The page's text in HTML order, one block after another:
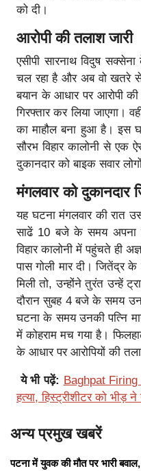
को दी।
आरोपी की तलाश जारी
एसीपी सारनाथ विदुष
चल रहा है और अब वो खतरे से
बयान के आधार पर आरोपी
गिरफ्तार कर लिया जाएगा।
का माहौल बना हुआ है। इस
सौरभ विहार कालोनी से एक
दुकानदार को बाइक सवार
मंगलवार को दुकानदार
यह घटना मंगलवार की रात
साढें 10 बजे के समय अपना
विहार कालोनी में पहुंचते ही
पास गोली मार दी। जितेंद्र
मिली तो, उन्होंने तुरंत उन्हें
दौरान सुबह 4 बजे के समय
घटना के समय उनकी पत्नि
में कोहराम मच गया है।
के आधार पर आरोपियों की
ये भी पढ़ें: Baghpat Firing
हत्या, हिस्ट्रीशीटर को भीड़
अन्य प्रमुख खबरें
पटना में युवक की मौत पर भारी